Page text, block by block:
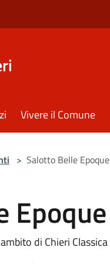
Vivere il Comune
> Salotto Belle Epoque
Epoque
di Chieri Classica